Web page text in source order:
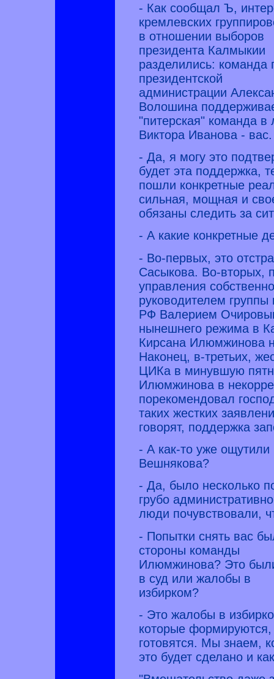
- Как сообщал Ъ,
кремлевских
в отношении выборов
президента Калмыкии
разделились: команда
президентской
администрации
Волошина
"питерская" команда в
Виктора Иванова -
- Да, я могу это
будет эта поддержка,
пошли конкретные
сильная, мощная и
обязаны следить за
- А какие конкретные
- Во-первых, это
Сасыкова. Во-вторых,
управления
руководителем группы
РФ Валерием
нынешнего режима в
Кирсана Илюмжинова
Наконец, в-третьих,
ЦИКа в минувшую
Илюмжинова в
порекомендовал
таких жестких
говорят, поддержка
- А как-то уже ощутили
Вешнякова?
- Да, было несколько
грубо
люди почувствовали,
- Попытки снять вас
стороны команды
Илюмжинова? Это
в суд или жалобы в
избирком?
- Это жалобы в
которые формируются,
готовятся. Мы знаем,
это будет сделано и